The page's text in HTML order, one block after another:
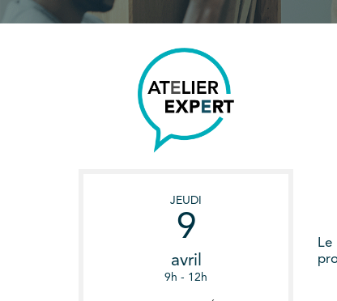
JEUDI
9
avril
9h - 12h